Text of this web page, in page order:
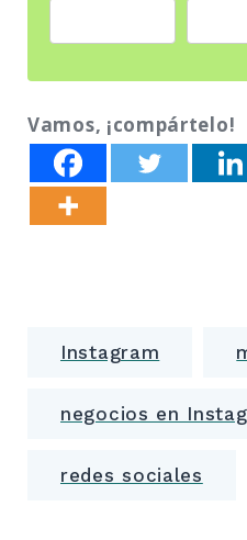
Vamos, ¡compártelo!
Instagram
negocios en
redes sociales